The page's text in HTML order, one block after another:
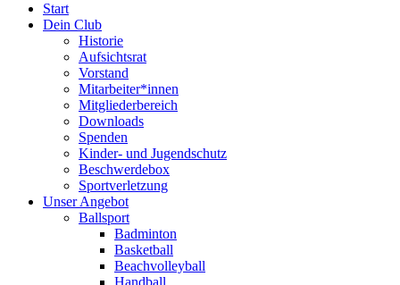
Start
Dein Club
Historie
Aufsichtsrat
Vorstand
Mitarbeiter*innen
Mitgliederbereich
Downloads
Spenden
Kinder- und Jugendschutz
Beschwerdebox
Sportverletzung
Unser Angebot
Ballsport
Badminton
Basketball
Beachvolleyball
Handball